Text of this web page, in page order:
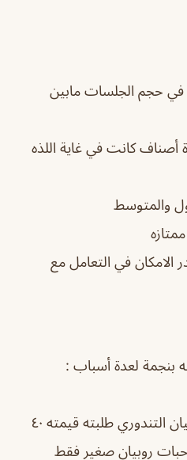
في حجم الجلسات مابين
كانت في غاية اللذه
والمتوسط
الامكان في التعامل مع
بنجمة لعدة أسباب :
٢/ كمية الأكل قليلة مثلا الربيان التندوري طلبته قيمته ٤٠